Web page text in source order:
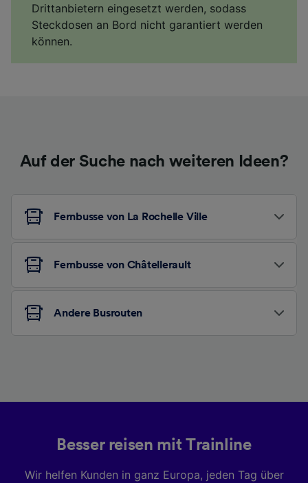
Drittanbietern eingesetzt werden, sodass
Steckdosen an Bord nicht garantiert werden
können.
Auf der Suche nach weiteren Ideen?
Fernbusse von La Rochelle Ville
Fernbusse von Châtellerault
Andere Busrouten
Besser reisen mit Trainline
Wir helfen Kunden in ganz Europa, jeden Tag über